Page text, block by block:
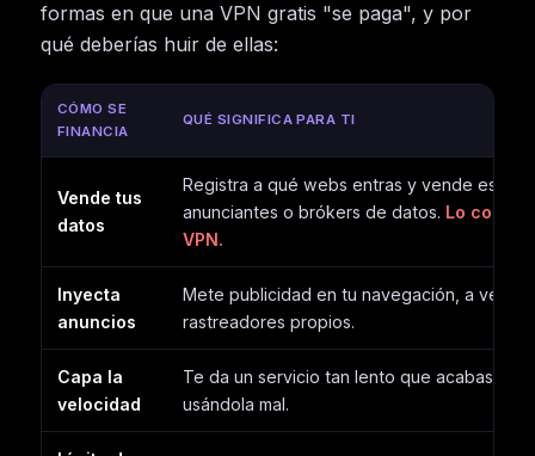
formas en que una VPN gratis "se paga", y por
qué deberías huir de ellas:
CÓMO SE
FINANCIA
QUÉ SIGNIFICA PARA TI
Vende tus
datos
Registra a qué webs entras y vende ese
anunciantes o brókers de datos. Lo
VPN.
Inyecta
anuncios
Mete publicidad en tu navegación, a veces
rastreadores propios.
Capa la
velocidad
Te da un servicio tan lento que acabas
usándola mal.